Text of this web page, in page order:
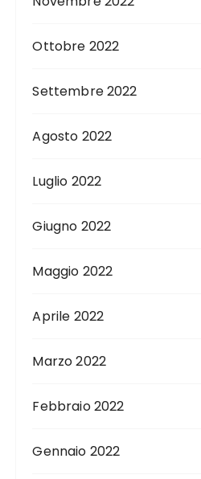
Ottobre 2022
Settembre 2022
Agosto 2022
Luglio 2022
Giugno 2022
Maggio 2022
Aprile 2022
Marzo 2022
Febbraio 2022
Gennaio 2022